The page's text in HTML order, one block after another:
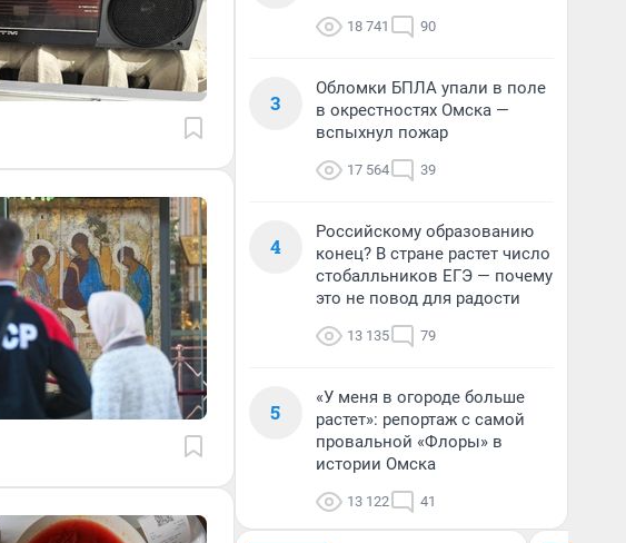
18 741 90
3
Обломки БПЛА упали в поле
в окрестностях Омска —
вспыхнул пожар
17 564 39
4
Российскому образованию
конец? В стране растет число
стобалльников ЕГЭ — почему
это не повод для радости
13 135 79
5
«У меня в огороде больше
растет»: репортаж с самой
провальной «Флоры» в
истории Омска
13 122 41